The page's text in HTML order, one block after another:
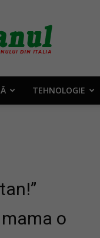
TEHNOLOGIE
o